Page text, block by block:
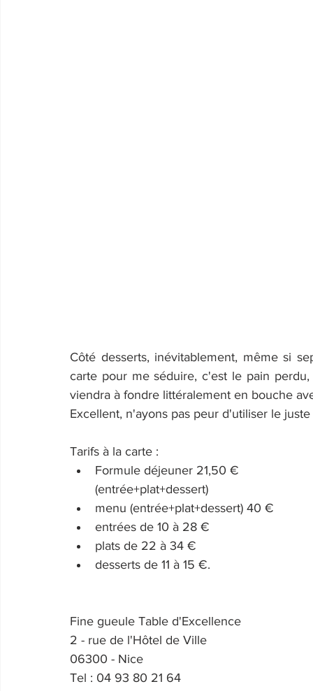
Côté desserts, inévitablement, même si
carte pour me séduire, c'est le pain
viendra à fondre littéralement en bouche
Excellent, n'ayons pas peur d'utiliser le
Tarifs à la carte :
Formule déjeuner 21,50 €
(entrée+plat+dessert)
menu (entrée+plat+dessert) 40 €
entrées de 10 à 28 €
plats de 22 à 34 €
desserts de 11 à 15 €.
Fine gueule Table d'Excellence
2 - rue de l'Hôtel de Ville
06300 - Nice
Tel : 04 93 80 21 64